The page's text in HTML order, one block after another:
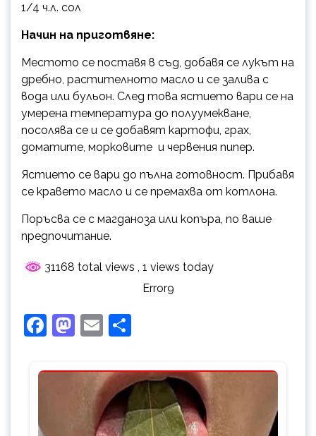
1/4 ч.л. сол
Начин на приготвяне:
Местото се поставя в съд, добавя се лукът на
дребно, растителното масло и се залива с
вода или бульон. След това ястието вари се на
умерена температура до полуумекване,
посолява се и се добавят картофи, грах,
доматите, морковите и червения пипер.
Ястието се вари до пълна готовност. Прибавя
се кравето масло и се премахва от котлона.
Поръсва се с магданоза или копъра, по ваше
предпочитание.
31168 total views , 1 views today
Error9
Facebook
Mastodon
Email